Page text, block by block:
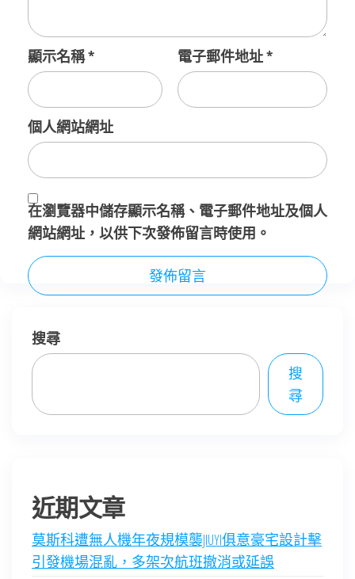
顯示名稱* 電子郵件地址*
個人網站網址
在瀏覽器中儲存顯示名稱、電子郵件地址及個人
網站網址，以供下次發佈留言時使用。
搜尋
搜
尋
近期文章
莫斯科遭無人機年夜規模襲JIUYI俱意豪宅設計擊
引發機場混亂，多架次航班撤消或延誤